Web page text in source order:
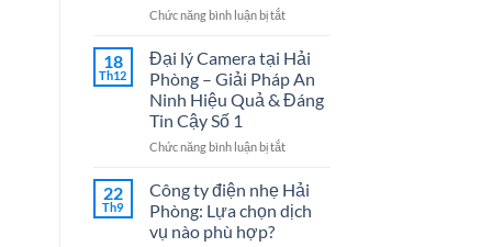
Chuyên
Giải
Pháp
Tối
Năm
2026
Chức năng bình luận bị tắtở
Ty
Điện
Nhẹ
Hải
7
Vụ
Hệ
Thống
18
Th12
Đại lý Camera tại Hải
Phòng – Giải Pháp An
Ninh Hiệu Quả & Đáng
Tin Cậy Số 1
Chức năng bình luận bị tắtở
lý
Camera
tại
22
Th9
Công ty điện nhẹ Hải
Phòng: Lựa chọn dịch
vụ nào phù hợp?